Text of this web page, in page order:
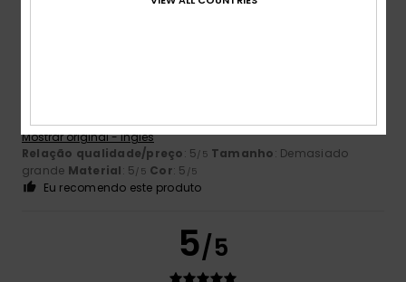
5
Mostrar original - Inglês
Relação qualidade/preço: 5/5 Tamanho: Demasiado
grande Material: 5/5 Cor: 5 /5
Eu recomendo este produto
5/5